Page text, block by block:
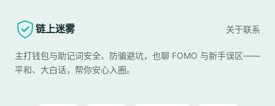
链上迷雾 关于联系
主打钱包与助记词安全、防骗避坑，也聊 FOMO 与新手误区——
平和、大白话，帮你安心入圈。